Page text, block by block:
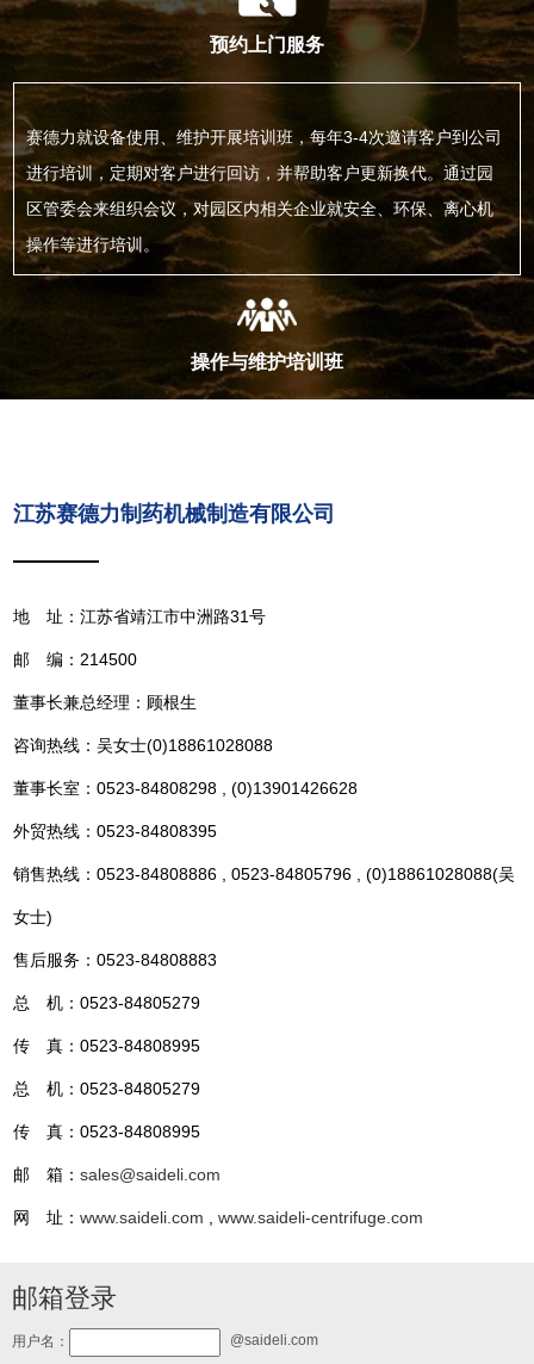
预约上门服务
赛德力就设备使用、维护开展培训班，每年3-4次邀请客户到公司
进行培训，定期对客户进行回访，并帮助客户更新换代。通过园
区管委会来组织会议，对园区内相关企业就安全、环保、离心机
操作等进行培训。
操作与维护培训班
江苏赛德力制药机械制造有限公司
地 址：江苏省靖江市中洲路31号
邮 编：214500
董事长兼总经理：顾根生
咨询热线：吴女士(0)18861028088
董事长室：0523-84808298 , (0)13901426628
外贸热线：0523-84808395
销售热线：0523-84808886 , 0523-84805796 , (0)18861028088(吴
女士)
售后服务：0523-84808883
总 机：0523-84805279
传 真：0523-84808995
总 机：0523-84805279
传 真：0523-84808995
邮 箱：sales@saideli.com
网 址：www.saideli.com ,www.saideli-centrifuge.com
邮箱登录
用户名： @saideli.com